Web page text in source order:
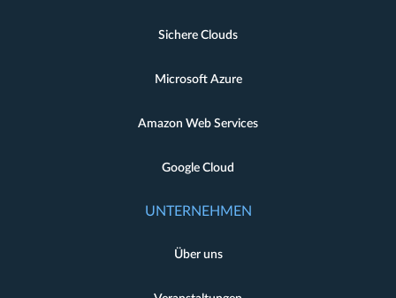
Sichere Clouds
Microsoft Azure
Amazon Web Services
Google Cloud
UNTERNEHMEN
Über uns